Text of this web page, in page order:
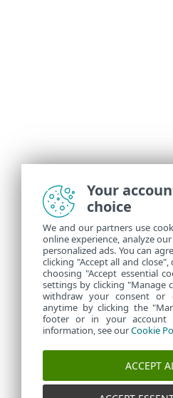
Your
choice
We and our partners use
online experience, analyze
personalized ads. You can
clicking "Accept all and
choosing "Accept essential
settings by clicking "Manage
withdraw your consent or
anytime by clicking the
footer or in your account
information, see ourCookie
ACCEPT